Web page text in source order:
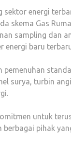
energi
skema Gas
sampling dan
energi baru
surya, turbin
untuk
berbagai pihak